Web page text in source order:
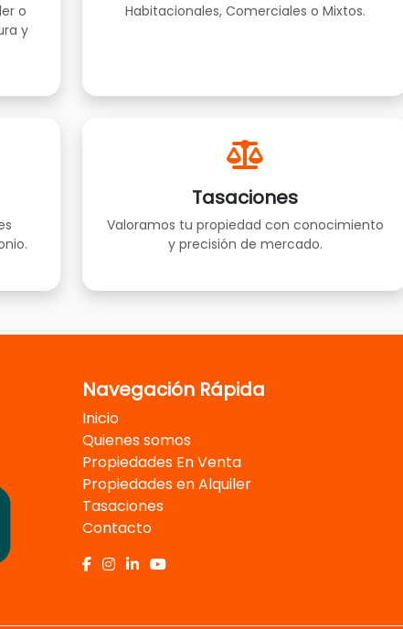
o
y
Habitacionales, Comerciales o Mixtos.
Tasaciones
Valoramos tu propiedad con conocimiento
y precisión de mercado.
Navegación Rápida
Inicio
Quienes somos
Propiedades En Venta
Propiedades en Alquiler
Tasaciones
Contacto